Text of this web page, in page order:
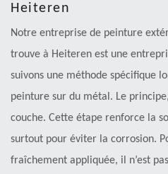
Heiteren
Notre entreprise de peinture
trouve à Heiteren est une
suivons une méthode spécifique
peinture sur du métal. Le
couche. Cette étape renforce la
surtout pour éviter la corrosion.
fraîchement appliquée, il n’est